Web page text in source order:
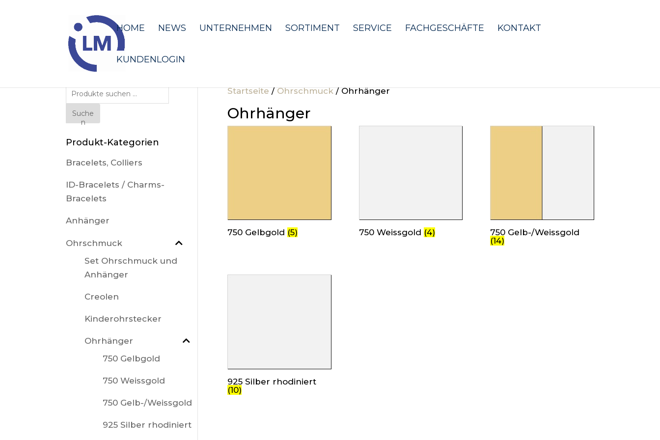
HOME NEWS UNTERNEHMEN SORTIMENT SERVICE FACHGESCHÄFTE KONTAKT
KUNDENLOGIN
Startseite/Ohrschmuck/ Ohrhänger
Ohrhänger
750 Gelbgold (5) 750 Weissgold (4)
750 Gelb-/Weissgold
(14)
925 Silber rhodiniert
(10)
Suche
nach:
Suche
n
Produkt-Kategorien
Bracelets, Colliers
ID-Bracelets / Charms-
Bracelets
Anhänger
Ohrschmuck
Set Ohrschmuck und
Anhänger
Creolen
Kinderohrstecker
Ohrhänger
750 Gelbgold
750 Weissgold
750 Gelb-/Weissgold
925 Silber rhodiniert